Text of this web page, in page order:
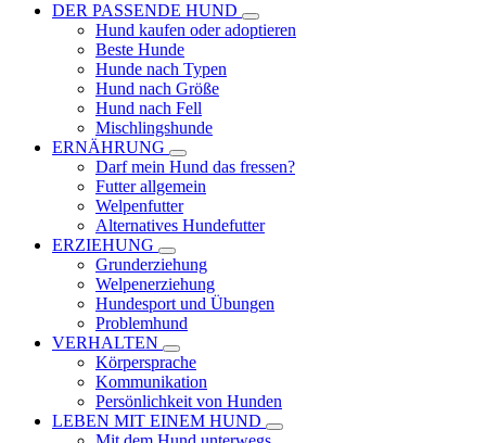
DER PASSENDE HUND
Hund kaufen oder adoptieren
Beste Hunde
Hunde nach Typen
Hund nach Größe
Hund nach Fell
Mischlingshunde
ERNÄHRUNG
Darf mein Hund das fressen?
Futter allgemein
Welpenfutter
Alternatives Hundefutter
ERZIEHUNG
Grunderziehung
Welpenerziehung
Hundesport und Übungen
Problemhund
VERHALTEN
Körpersprache
Kommunikation
Persönlichkeit von Hunden
LEBEN MIT EINEM HUND